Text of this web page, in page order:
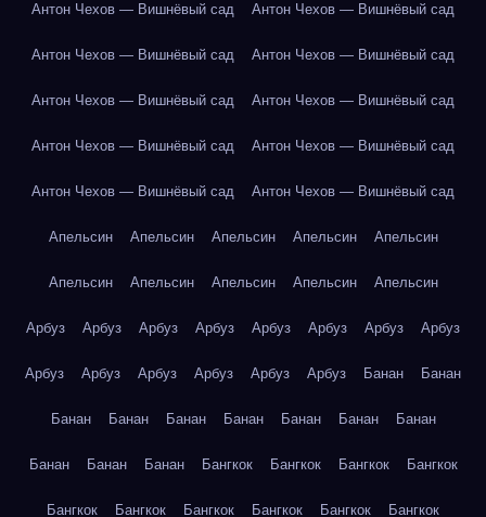
Антон Чехов — Вишнёвый сад Антон Чехов — Вишнёвый сад
Антон Чехов — Вишнёвый сад Антон Чехов — Вишнёвый сад
Антон Чехов — Вишнёвый сад Антон Чехов — Вишнёвый сад
Антон Чехов — Вишнёвый сад Антон Чехов — Вишнёвый сад
Антон Чехов — Вишнёвый сад Антон Чехов — Вишнёвый сад
Апельсин Апельсин Апельсин Апельсин Апельсин
Апельсин Апельсин Апельсин Апельсин Апельсин
Арбуз Арбуз Арбуз Арбуз Арбуз Арбуз Арбуз Арбуз
Арбуз Арбуз Арбуз Арбуз Арбуз Арбуз Банан Банан
Банан Банан Банан Банан Банан Банан Банан
Банан Банан Банан Бангкок Бангкок Бангкок Бангкок
Бангкок Бангкок Бангкок Бангкок Бангкок Бангкок